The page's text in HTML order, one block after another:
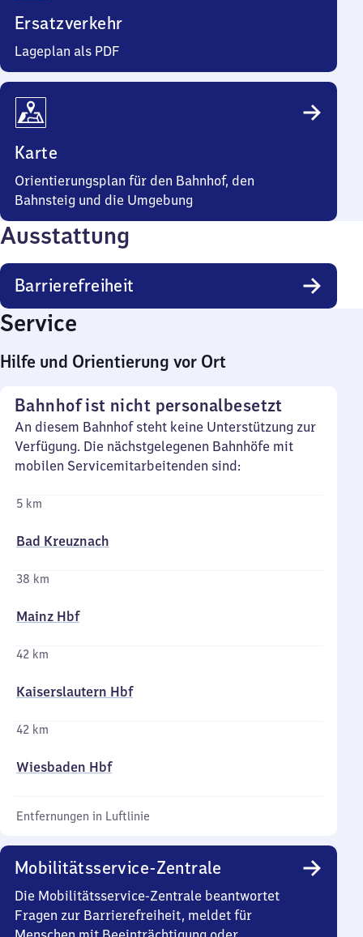
Ersatzverkehr
Lageplan als PDF
Karte
Orientierungsplan für den Bahnhof, den
Bahnsteig und die Umgebung
Ausstattung
Barrierefreiheit
Service
Hilfe und Orientierung vor Ort
Bahnhof ist nicht personalbesetzt
An diesem Bahnhof steht keine Unterstützung zur
Verfügung. Die nächstgelegenen Bahnhöfe mit
mobilen Servicemitarbeitenden sind:
5 km
Bad Kreuznach
38 km
Mainz Hbf
42 km
Kaiserslautern Hbf
42 km
Wiesbaden Hbf
Entfernungen in Luftlinie
Mobilitätsservice-Zentrale
Die Mobilitätsservice-Zentrale beantwortet
Fragen zur Barrierefreiheit, meldet für